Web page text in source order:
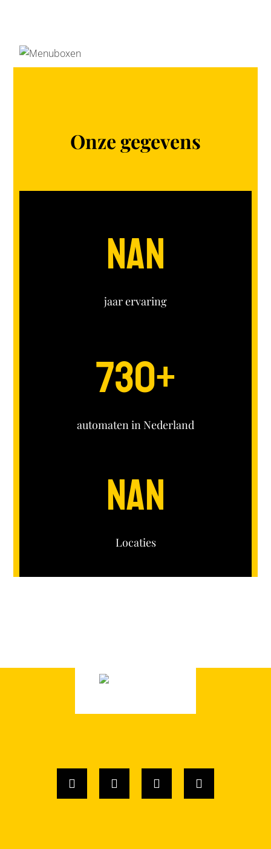
Onze gegevens
NaN
jaar ervaring
730+
automaten in Nederland
NaN
Locaties